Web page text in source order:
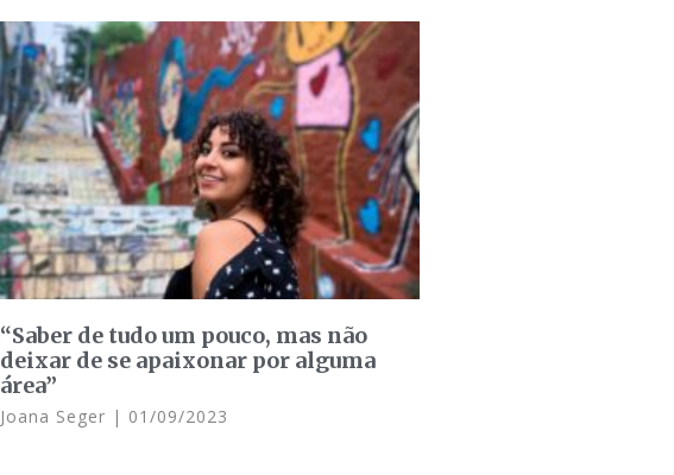
“Saber de tudo um pouco, mas não
deixar de se apaixonar por alguma
área”
Joana Seger 01/09/2023